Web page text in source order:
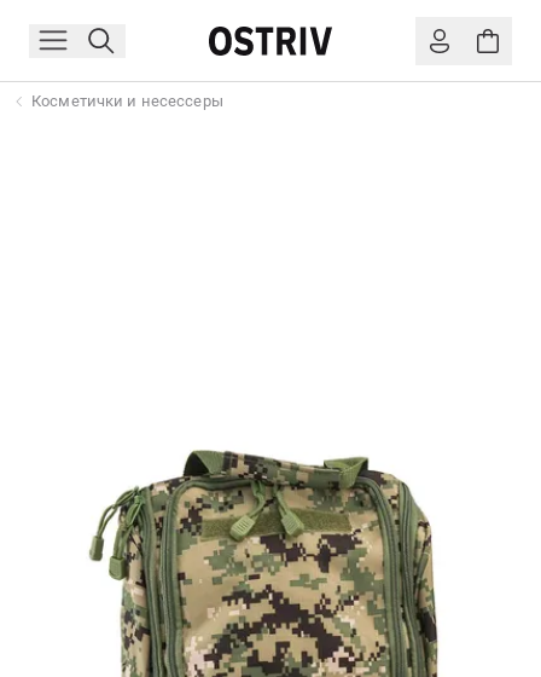
Косметички и несессеры